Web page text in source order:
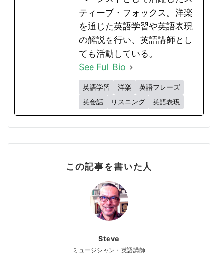
ティーブ・フォックス。洋楽
を通じた英語学習や英語表現
の解説を行い、英語講師とし
ても活動している。
See Full Bio
英語学習 洋楽
英語フレーズ
英会話
リスニング 英語表現
この記事を書いた人
Steve
ミュージシャン・英語講師